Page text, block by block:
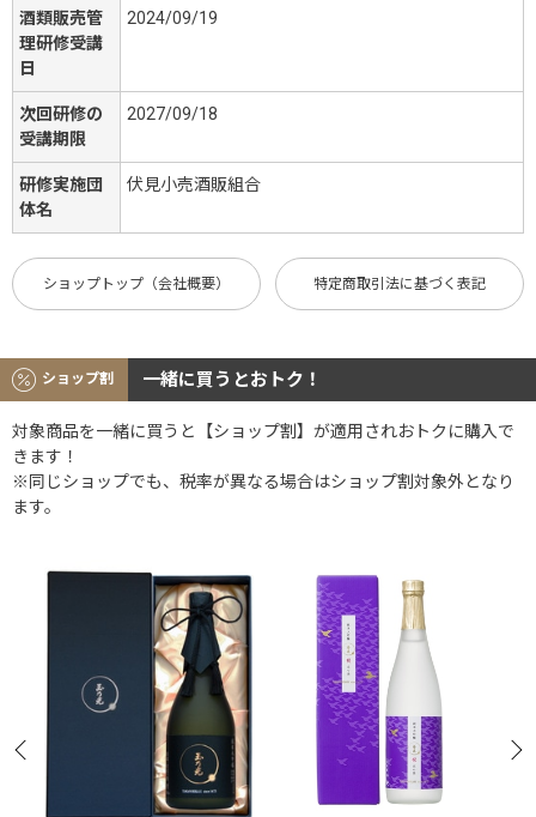
酒類販売管
理研修受講
日
2024/09/19
次回研修の
受講期限
2027/09/18
研修実施団
体名
伏見小売酒販組合
ショップトップ（会社概要） 特定商取引法に基づく表記
ショップ割 一緒に買うとおトク！
対象商品を一緒に買うと【ショップ割】が適用されおトクに購入で
きます！
※同じショップでも、税率が異なる場合はショップ割対象外となり
ます。